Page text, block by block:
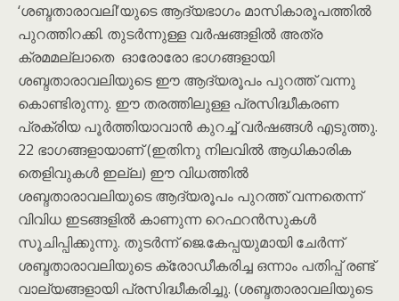
‘ശബ്ദതാരാവലി’യുടെ ആദ്യഭാഗം മാസികാരൂപത്തിൽ
പുറത്തിറക്കി. തുടർന്നുള്ള വർഷങ്ങളിൽ അത്ര
ക്രമമല്ലാതെ ഓരോരോ ഭാഗങ്ങളായി
ശബ്ദതാരാവലിയുടെ ഈ ആദ്യരൂപം പുറത്ത് വന്നു
കൊണ്ടിരുന്നു. ഈ തരത്തിലുള്ള പ്രസിദ്ധീകരണ
പ്രക്രിയ പൂർത്തിയാവാൻ കുറച്ച് വർഷങ്ങൾ എടുത്തു.
22 ഭാഗങ്ങളായാണ് (ഇതിനു നിലവിൽ ആധികാരിക
തെളിവുകൾ ഇല്ല) ഈ വിധത്തിൽ
ശബ്ദതാരാവലിയുടെ ആദ്യരൂപം പുറത്ത് വന്നതെന്ന്
വിവിധ ഇടങ്ങളിൽ കാണുന്ന റെഫറൻസുകൾ
സൂചിപ്പിക്കുന്നു. തുടർന്ന് ജെ.കേപ്പയുമായി ചേര്‍ന്ന്
ശബ്ദതാരാവലിയുടെ ക്രോഡീകരിച്ച ഒന്നാം പതിപ്പ് രണ്ട്
വാല്യങ്ങളായി പ്രസിദ്ധീകരിച്ചു. (ശബ്ദതാരാവലിയുടെ